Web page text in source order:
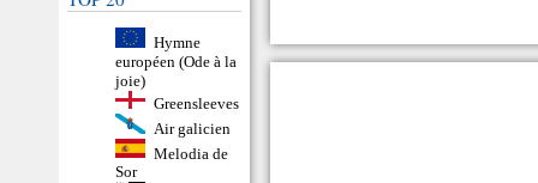
Hymne
européen (Ode à la
joie)
Greensleeves
Air galicien
Melodia de
Sor